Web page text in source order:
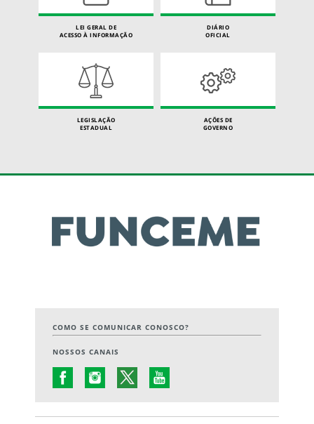
LEI GERAL DE
ACESSO À INFORMAÇÃO
DIÁRIO
OFICIAL
LEGISLAÇÃO
ESTADUAL
AÇÕES DE
GOVERNO
COMO SE COMUNICAR CONOSCO?
NOSSOS CANAIS